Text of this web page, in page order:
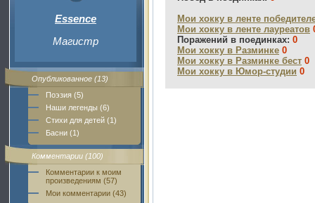
Essence
Магистр
Опубликованное (13)
Поэзия (5)
Наши легенды (6)
Стихи для детей (1)
Басни (1)
Комментарии (100)
Комментарии к моим
произведениям (57)
Мои комментарии (43)
Мои хокку в ленте
Мои хокку в ленте лауреатов
Поражений в поединках: 0
Мои хокку в Разминке 0
Мои хокку в Разминке бест 0
Мои хокку в Юмор-студии 0